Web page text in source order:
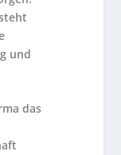
und
das